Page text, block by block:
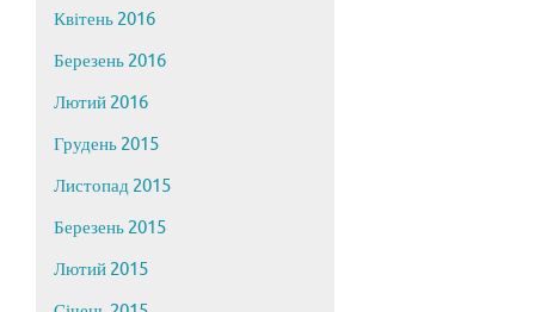
Квітень 2016
Березень 2016
Лютий 2016
Грудень 2015
Листопад 2015
Березень 2015
Лютий 2015